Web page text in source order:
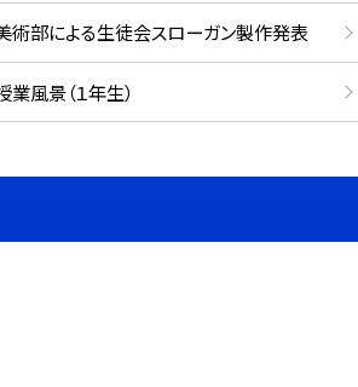
部による生徒会スローガン製作発表
風景（１年生）